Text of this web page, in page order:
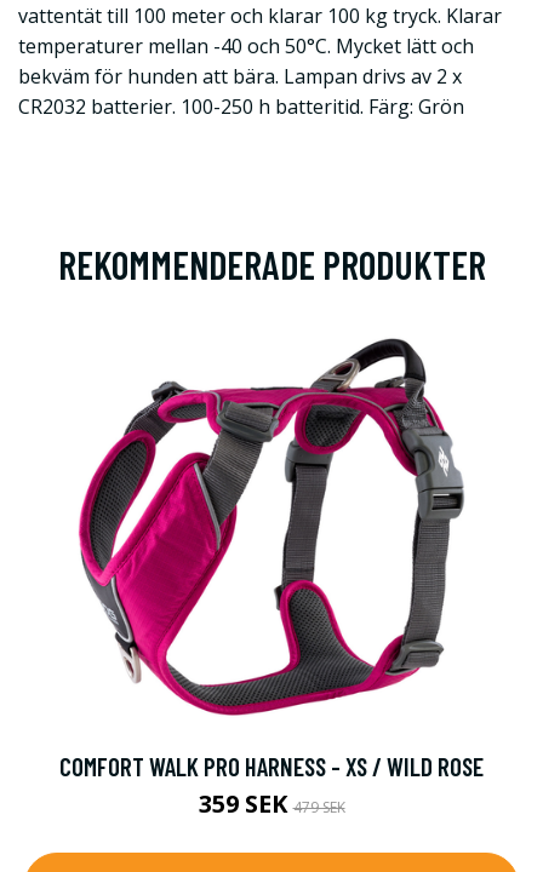
vattentät till 100 meter och klarar 100 kg tryck. Klarar
temperaturer mellan -40 och 50°C. Mycket lätt och
bekväm för hunden att bära. Lampan drivs av 2 x
CR2032 batterier. 100-250 h batteritid. Färg: Grön
REKOMMENDERADE PRODUKTER
COMFORT WALK PRO HARNESS - XS / WILD ROSE
359 SEK479 SEK